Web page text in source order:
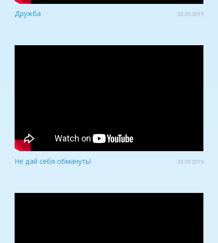
Дружба 23.09.2019
Не дай себя обмануть! 23.09.2019